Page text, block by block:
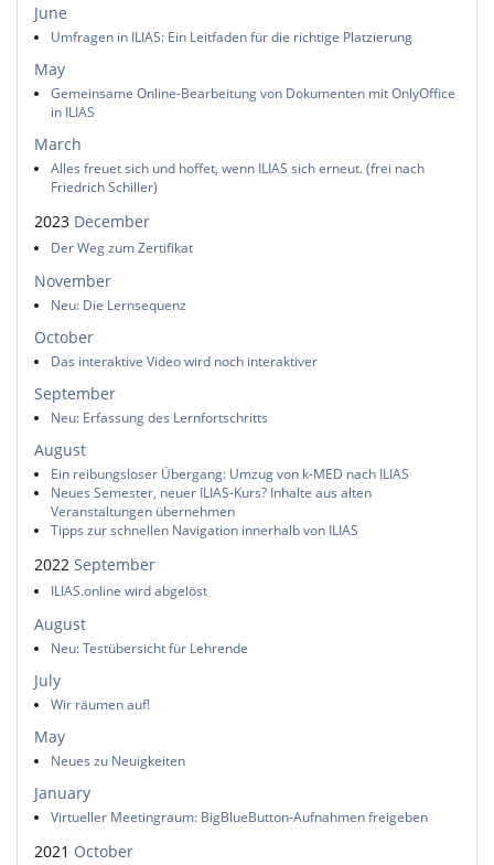
June
Umfragen in ILIAS: Ein Leitfaden für die richtige Platzierung
May
Gemeinsame Online-Bearbeitung von Dokumenten mit OnlyOffice
in ILIAS
March
Alles freuet sich und hoffet, wenn ILIAS sich erneut. (frei nach
Friedrich Schiller)
2023 December
Der Weg zum Zertifikat
November
Neu: Die Lernsequenz
October
Das interaktive Video wird noch interaktiver
September
Neu: Erfassung des Lernfortschritts
August
Ein reibungsloser Übergang: Umzug von k-MED nach ILIAS
Neues Semester, neuer ILIAS-Kurs? Inhalte aus alten
Veranstaltungen übernehmen
Tipps zur schnellen Navigation innerhalb von ILIAS
2022 September
ILIAS.online wird abgelöst
August
Neu: Testübersicht für Lehrende
July
Wir räumen auf!
May
Neues zu Neuigkeiten
January
Virtueller Meetingraum: BigBlueButton-Aufnahmen freigeben
2021 October